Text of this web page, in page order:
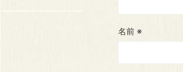
名前 ※